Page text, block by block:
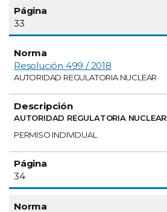
33
Resolución 499 / 2018
AUTORIDAD REGULATORIA NUCLEAR
AUTORIDAD REGULATORIA NUCLEAR
PERMISO INDIVIDUAL
34